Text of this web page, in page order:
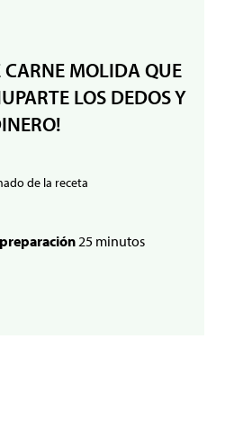
CARNE MOLIDA QUE
LOS DEDOS Y
de la receta
25 minutos